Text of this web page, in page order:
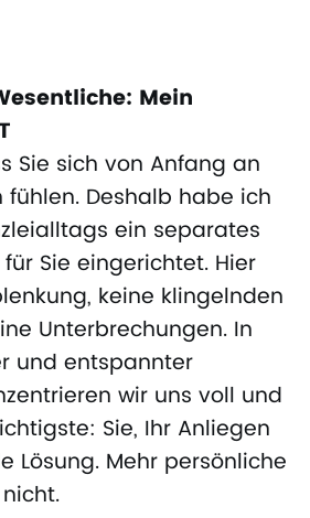
Mein
Sie sich von Anfang an
Deshalb habe ich
ein separates
für Sie eingerichtet. Hier
keine klingelnden
Unterbrechungen. In
und entspannter
wir uns voll und
Sie, Ihr Anliegen
Lösung. Mehr persönliche